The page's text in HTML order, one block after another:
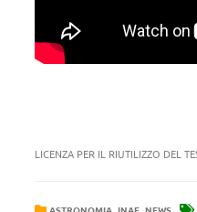
LICENZA PER IL RIUTILIZZO DEL
, ,